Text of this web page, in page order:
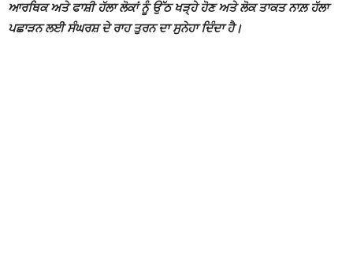
ਆਰਥਿਕ ਅਤੇ ਫਾਸ਼ੀ ਹੱਲਾ ਲੋਕਾਂ ਨੂੰ ਉੱਠ ਖੜ੍ਹੇ ਹੋਣ ਅਤੇ ਲੋਕ ਤਾਕਤ ਨਾਲ਼ ਹੱਲਾ
ਪਛਾੜਨ ਲਈ ਸੰਘਰਸ਼ ਦੇ ਰਾਹ ਤੁਰਨ ਦਾ ਸੁਨੇਹਾ ਦਿੰਦਾ ਹੈ।